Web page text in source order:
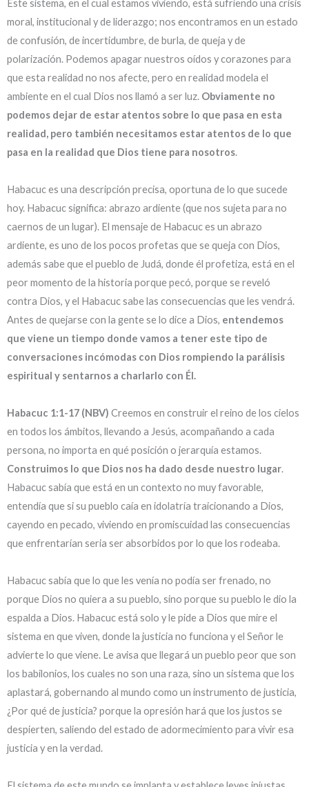
Este sistema, en el cual estamos viviendo, está sufriendo una crisis
moral, institucional y de liderazgo; nos encontramos en un estado
de confusión, de incertidumbre, de burla, de queja y de
polarización. Podemos apagar nuestros oídos y corazones para
que esta realidad no nos afecte, pero en realidad modela el
ambiente en el cual Dios nos llamó a ser luz. Obviamente no
podemos dejar de estar atentos sobre lo que pasa en esta
realidad, pero también necesitamos estar atentos de lo que
pasa en la realidad que Dios tiene para nosotros.
Habacuc es una descripción precisa, oportuna de lo que sucede
hoy. Habacuc significa: abrazo ardiente (que nos sujeta para no
caernos de un lugar). El mensaje de Habacuc es un abrazo
ardiente, es uno de los pocos profetas que se queja con Dios,
además sabe que el pueblo de Judá, donde él profetiza, está en el
peor momento de la historia porque pecó, porque se reveló
contra Dios, y el Habacuc sabe las consecuencias que les vendrá.
Antes de quejarse con la gente se lo dice a Dios, entendemos
que viene un tiempo donde vamos a tener este tipo de
conversaciones incómodas con Dios rompiendo la parálisis
espiritual y sentarnos a charlarlo con Él.
Habacuc 1:1-17 (NBV) Creemos en construir el reino de los cielos
en todos los ámbitos, llevando a Jesús, acompañando a cada
persona, no importa en qué posición o jerarquía estamos.
Construimos lo que Dios nos ha dado desde nuestro lugar.
Habacuc sabía que está en un contexto no muy favorable,
entendía que si su pueblo caía en idolatría traicionando a Dios,
cayendo en pecado, viviendo en promiscuidad las consecuencias
que enfrentarían seria ser absorbidos por lo que los rodeaba.
Habacuc sabía que lo que les venía no podía ser frenado, no
porque Dios no quiera a su pueblo, sino porque su pueblo le dio la
espalda a Dios. Habacuc está solo y le pide a Dios que mire el
sistema en que viven, donde la justicia no funciona y el Señor le
advierte lo que viene. Le avisa que llegará un pueblo peor que son
los babilonios, los cuales no son una raza, sino un sistema que los
aplastará, gobernando al mundo como un instrumento de justicia,
¿Por qué de justicia? porque la opresión hará que los justos se
despierten, saliendo del estado de adormecimiento para vivir esa
justicia y en la verdad.